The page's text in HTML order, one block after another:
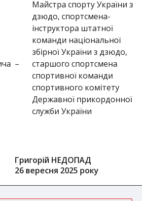
–
Майстра спорту України з
дзюдо, спортсмена-
інструктора штатної
команди національної
збірної України з дзюдо,
старшого спортсмена
спортивної команди
спортивного комітету
Державної прикордонної
служби України
Григорій НЕДОПАД
26 вересня 2025 року